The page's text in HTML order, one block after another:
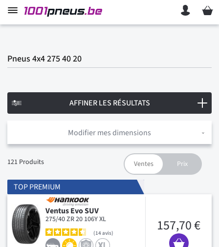
Mon
Pneus 4x4 275 40 20
Modifier mes dimensions
121 Produits
TOP PREMIUM
Ventus Evo SUV
275/40 ZR 20 106Y XL
14avis 157,70 €
AFFINER LES RÉSULTATS